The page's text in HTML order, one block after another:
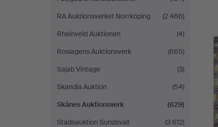
RA Auktionsverket Norrköping
(2 466)
Rheinveld Auktionen
(4)
Roslagens Auktionsverk
(665)
Sajab Vintage
(3)
Skandia Auktion
(54)
Skånes Auktionsverk
(629)
Stadsauktion Sundsvall
(3 612)